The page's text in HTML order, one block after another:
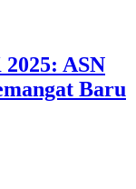
ASN
Baru